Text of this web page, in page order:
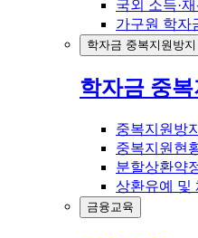
국외 소득·
가구원 학자
학자금 중복지원방지
학자금 중복
중복지원방
중복지원현
분할상환약
상환유예 및
금융교육